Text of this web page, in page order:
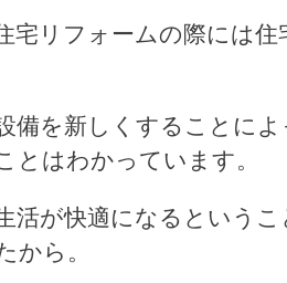
リフォームの際には住
備を新しくすることに
はわかっています。
が快適になるという
ら。